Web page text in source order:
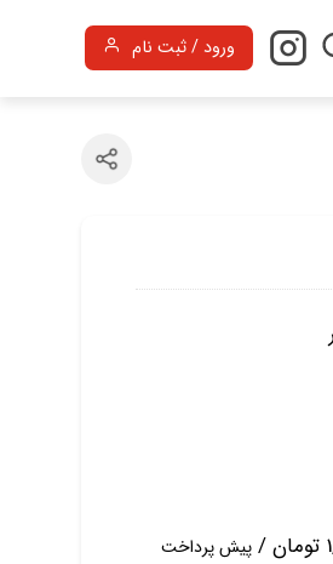
ورود / ثبت نام
پیش پرداخت